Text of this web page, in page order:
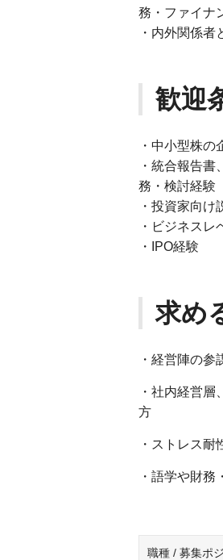
務・ファイナ
・内外関係
歓迎
・中小型株
・統合報告
務・検討経験
・投資家向
・ビジネスレ
・IPO経験
求め
・経営陣の
・社内経営
方
・ストレス
・語学や財
職種 / 募集ポ